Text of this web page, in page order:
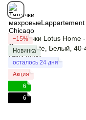
−15%
Новинка
осталось 24 дня
Акция
6
6